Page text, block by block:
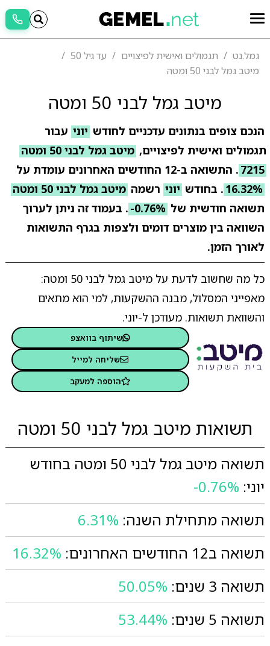
גמל.נט תגמולים ואישית לפיצויים
עד גיל 50
מיטב גמל לבני 50 ומטה
מיטב גמל לבני 50 ומטה
הנכם צופים בנתונים עדכניים לחודש יוני עבור
תגמולים ואישית לפיצויים,
מיטב גמל לבני 50 ומטה
7215 . התשואה ב-12 החודשים האחרונים עומדת על
16.32% . בחודש יוני רשמה מיטב גמל לבני 50 ומטה
תשואה חודשית של -0.76% . בעמוד זה ניתן לערוך
השוואה בין מוצרים דומים ולצפות בגרף התשואות
לאורך הזמן.
כל מה שחשוב לדעת על מיטב גמל לבני 50 ומטה:
מאפייני המסלול, מבנה ההשקעות, למי הוא מתאים
והשוואת תשואות. מעודכן ל-יוני.
שיתוף בוואצפ
שליחה למייל
הוספה למעקב
תשואות מיטב גמל לבני 50 ומטה
תשואה מיטב גמל לבני 50 ומטה בחודש
יוני: -0.76%
תשואה מתחילת השנה: 6.31%
תשואה ב12 החודשים האחרונים:
16.32%
תשואה 3 שנים:
50.05%
תשואה 5 שנים:
53.44%